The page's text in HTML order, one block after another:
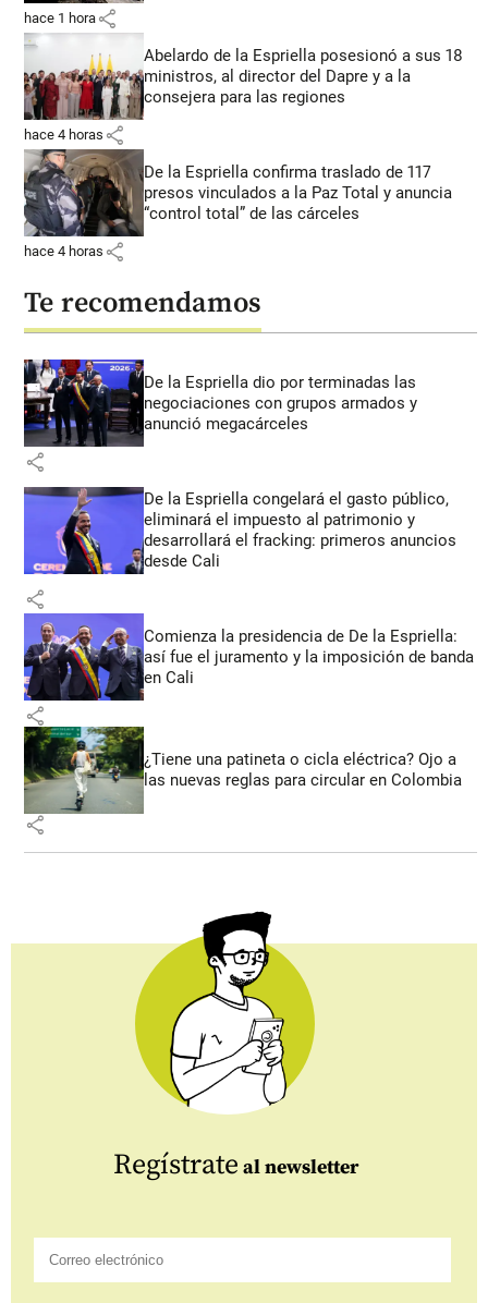
hace 1 hora share
Abelardo de la Espriella posesionó a sus 18
ministros, al director del Dapre y a la
consejera para las regiones
hace 4 horas share
De la Espriella confirma traslado de 117
presos vinculados a la Paz Total y anuncia
“control total” de las cárceles
hace 4 horas share
Te recomendamos
De la Espriella dio por terminadas las
negociaciones con grupos armados y
anunció megacárceles
share
De la Espriella congelará el gasto público,
eliminará el impuesto al patrimonio y
desarrollará el fracking: primeros anuncios
desde Cali
share
Comienza la presidencia de De la Espriella:
así fue el juramento y la imposición de banda
en Cali
share
¿Tiene una patineta o cicla eléctrica? Ojo a
las nuevas reglas para circular en Colombia
share
Regístrate al newsletter